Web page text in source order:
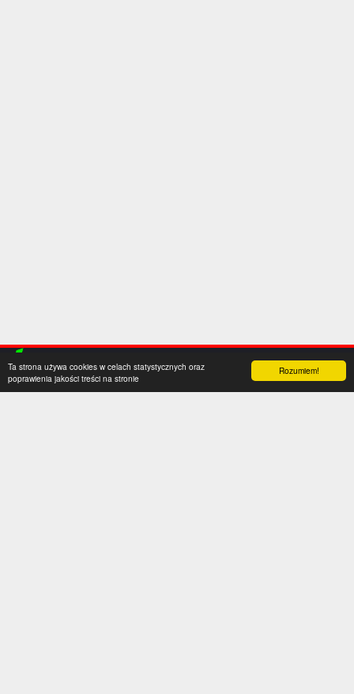
Rozumiem!
Ta strona używa cookies w celach statystycznych oraz
poprawienia jakości treści na stronie